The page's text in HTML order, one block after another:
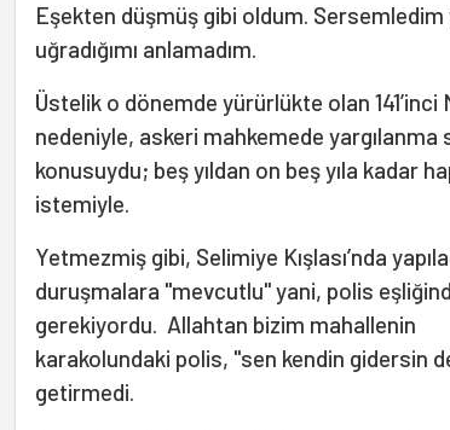
Eşekten düşmüş gibi oldum. Sersemledim
uğradığımı anlamadım.
Üstelik o dönemde yürürlükte olan 141’inci
nedeniyle, askeri mahkemede yargılanma
konusuydu; beş yıldan on beş yıla kadar
istemiyle.
Yetmezmiş gibi, Selimiye Kışlası’nda
duruşmalara "mevcutlu" yani, polis
gerekiyordu. Allahtan bizim mahallenin
karakolundaki polis, "sen kendin gidersin
getirmedi.